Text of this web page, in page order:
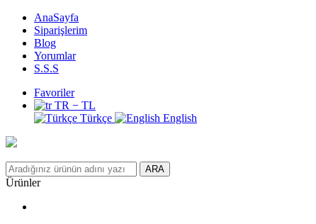
AnaSayfa
Siparişlerim
Blog
Yorumlar
S.S.S
Favoriler
TR − TL
Türkçe
English
ARA
Ürünler